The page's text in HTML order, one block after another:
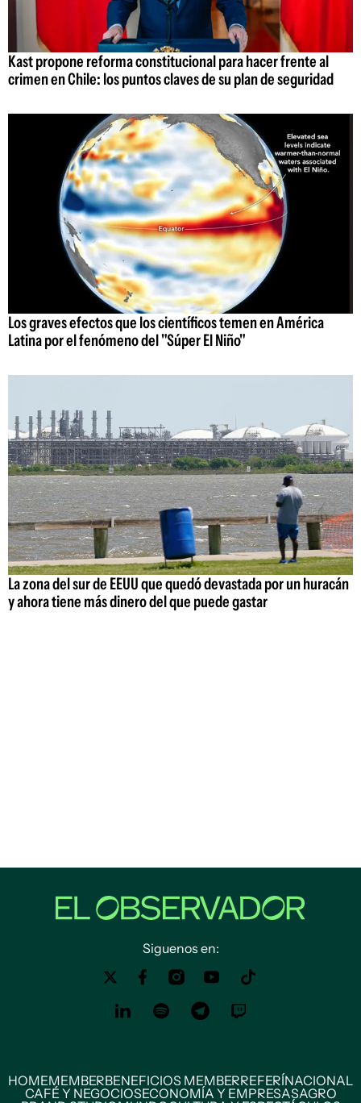
Kast propone reforma constitucional para hacer frente al
crimen en Chile: los puntos claves de su plan de seguridad
Los graves efectos que los científicos temen en América
Latina por el fenómeno del "Súper El Niño"
La zona del sur de EEUU que quedó devastada por un huracán
y ahora tiene más dinero del que puede gastar
Siguenos en:
HOMEMEMBERBENEFICIOS MEMBERREFERÍNACIONAL
CAFÉ Y NEGOCIOSECONOMÍA Y EMPRESASAGRO